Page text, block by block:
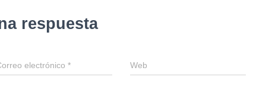
respuesta
electrónico* Web